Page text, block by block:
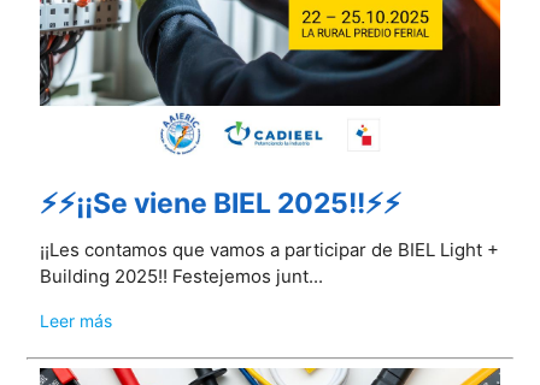
⚡⚡¡¡Se viene BIEL 2025!!⚡⚡
¡¡Les contamos que vamos a participar de BIEL Light +
Building 2025!! Festejemos junt...
Leer más